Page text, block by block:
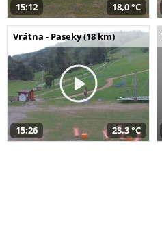
15:12 18,0 °C
Vrátna - Paseky (18 km)
15:26 23,3 °C